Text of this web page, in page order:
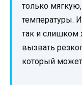
только
температуры.
так и слишком
вызвать
который может